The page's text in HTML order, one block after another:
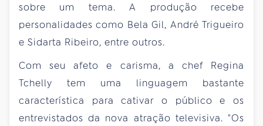
sobre um tema. A produção recebe
personalidades como Bela Gil, André Trigueiro
e Sidarta Ribeiro, entre outros.
Com seu afeto e carisma, a chef Regina
Tchelly tem uma linguagem bastante
característica para cativar o público e os
entrevistados da nova atração televisiva. "Os